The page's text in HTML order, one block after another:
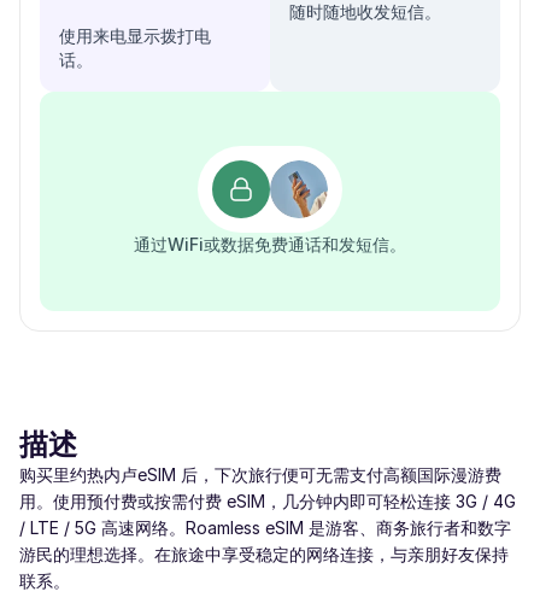
使用来电显示拨打电
话。
随时随地收发短信。
通过WiFi或数据免费通话和发短信。
描述
购买里约热内卢eSIM 后，下次旅行便可无需支付高额国际漫游费
用。使用预付费或按需付费 eSIM，几分钟内即可轻松连接 3G / 4G
/ LTE / 5G 高速网络。Roamless eSIM 是游客、商务旅行者和数字
游民的理想选择。在旅途中享受稳定的网络连接，与亲朋好友保持
联系。